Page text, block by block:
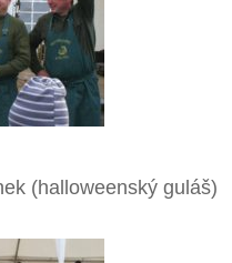
(halloweenský guláš)